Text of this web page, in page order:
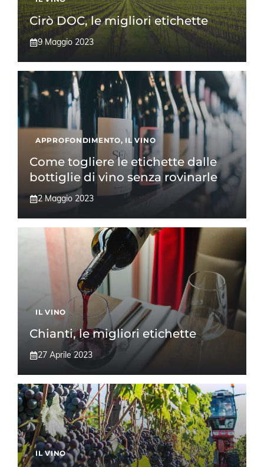
Cirò DOC, le migliori etichette
9 Maggio 2023
APPROFONDIMENTO, IL VINO
Come togliere le etichette dalle
bottiglie di vino senza rovinarle
2 Maggio 2023
IL VINO
Chianti, le migliori etichette
27 Aprile 2023
IL VINO